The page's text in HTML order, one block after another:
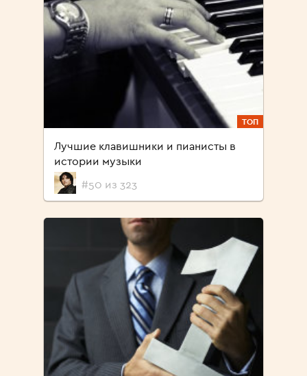
ТОП
Лучшие клавишники и пианисты в
истории музыки
#50 из 323